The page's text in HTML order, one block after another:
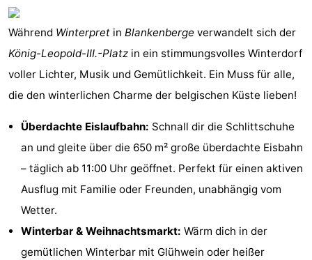
Während Winterpret in Blankenberge verwandelt sich der
König-Leopold-III.-Platz in ein stimmungsvolles Winterdorf
voller Lichter, Musik und Gemütlichkeit. Ein Muss für alle,
die den winterlichen Charme der belgischen Küste lieben!
Überdachte Eislaufbahn: Schnall dir die Schlittschuhe
an und gleite über die 650 m² große überdachte Eisbahn
– täglich ab 11:00 Uhr geöffnet. Perfekt für einen aktiven
Ausflug mit Familie oder Freunden, unabhängig vom
Wetter.
Winterbar & Weihnachtsmarkt: Wärm dich in der
gemütlichen Winterbar mit Glühwein oder heißer